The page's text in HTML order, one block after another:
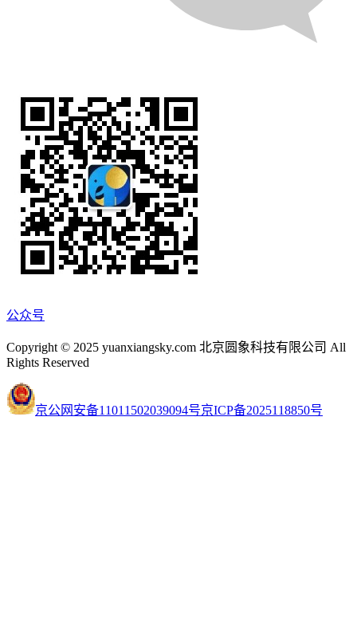
公众号
Copyright © 2025 yuanxiangsky.com 北京圆象科技有限公司 All
Rights Reserved
京公网安备11011502039094号京ICP备2025118850号